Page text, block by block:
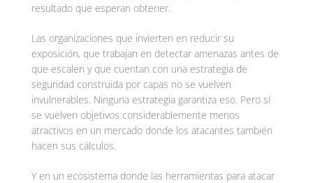
resultado que esperan obtener.
Las organizaciones que invierten en reducir su
exposición, que trabajan en detectar amenazas antes de
que escalen y que cuentan con una estrategia de
seguridad construida por capas no se vuelven
invulnerables. Ninguna estrategia garantiza eso. Pero sí
se vuelven objetivos considerablemente menos
atractivos en un mercado donde los atacantes también
hacen sus cálculos.
Y en un ecosistema donde las herramientas para atacar